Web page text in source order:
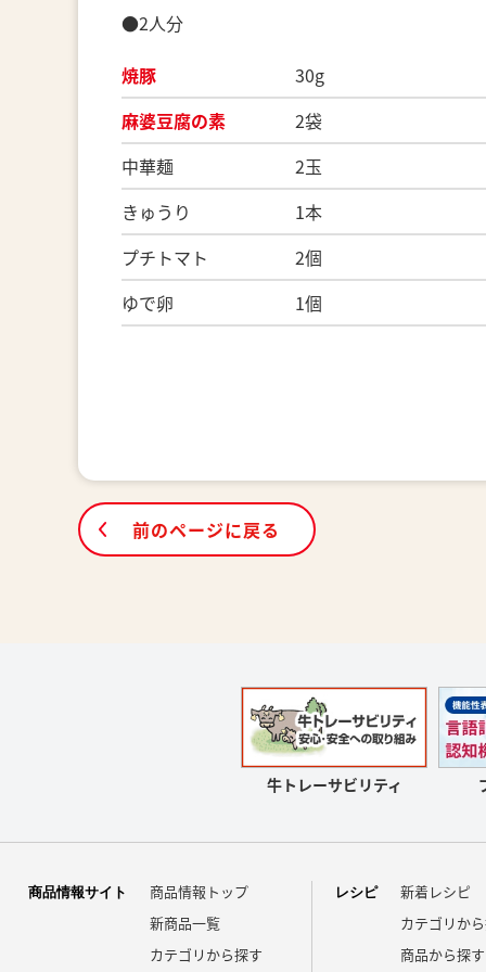
●2人分
焼豚 30g
麻婆豆腐の素 2袋
中華麺 2玉
きゅうり 1本
プチトマト 2個
ゆで卵 1個
前のページに戻る
牛トレーサビリティ
商品情報サイト
商品情報トップ
新商品一覧
カテゴリから探す
レシピ
新着レシピ
カテゴリか
商品から探す